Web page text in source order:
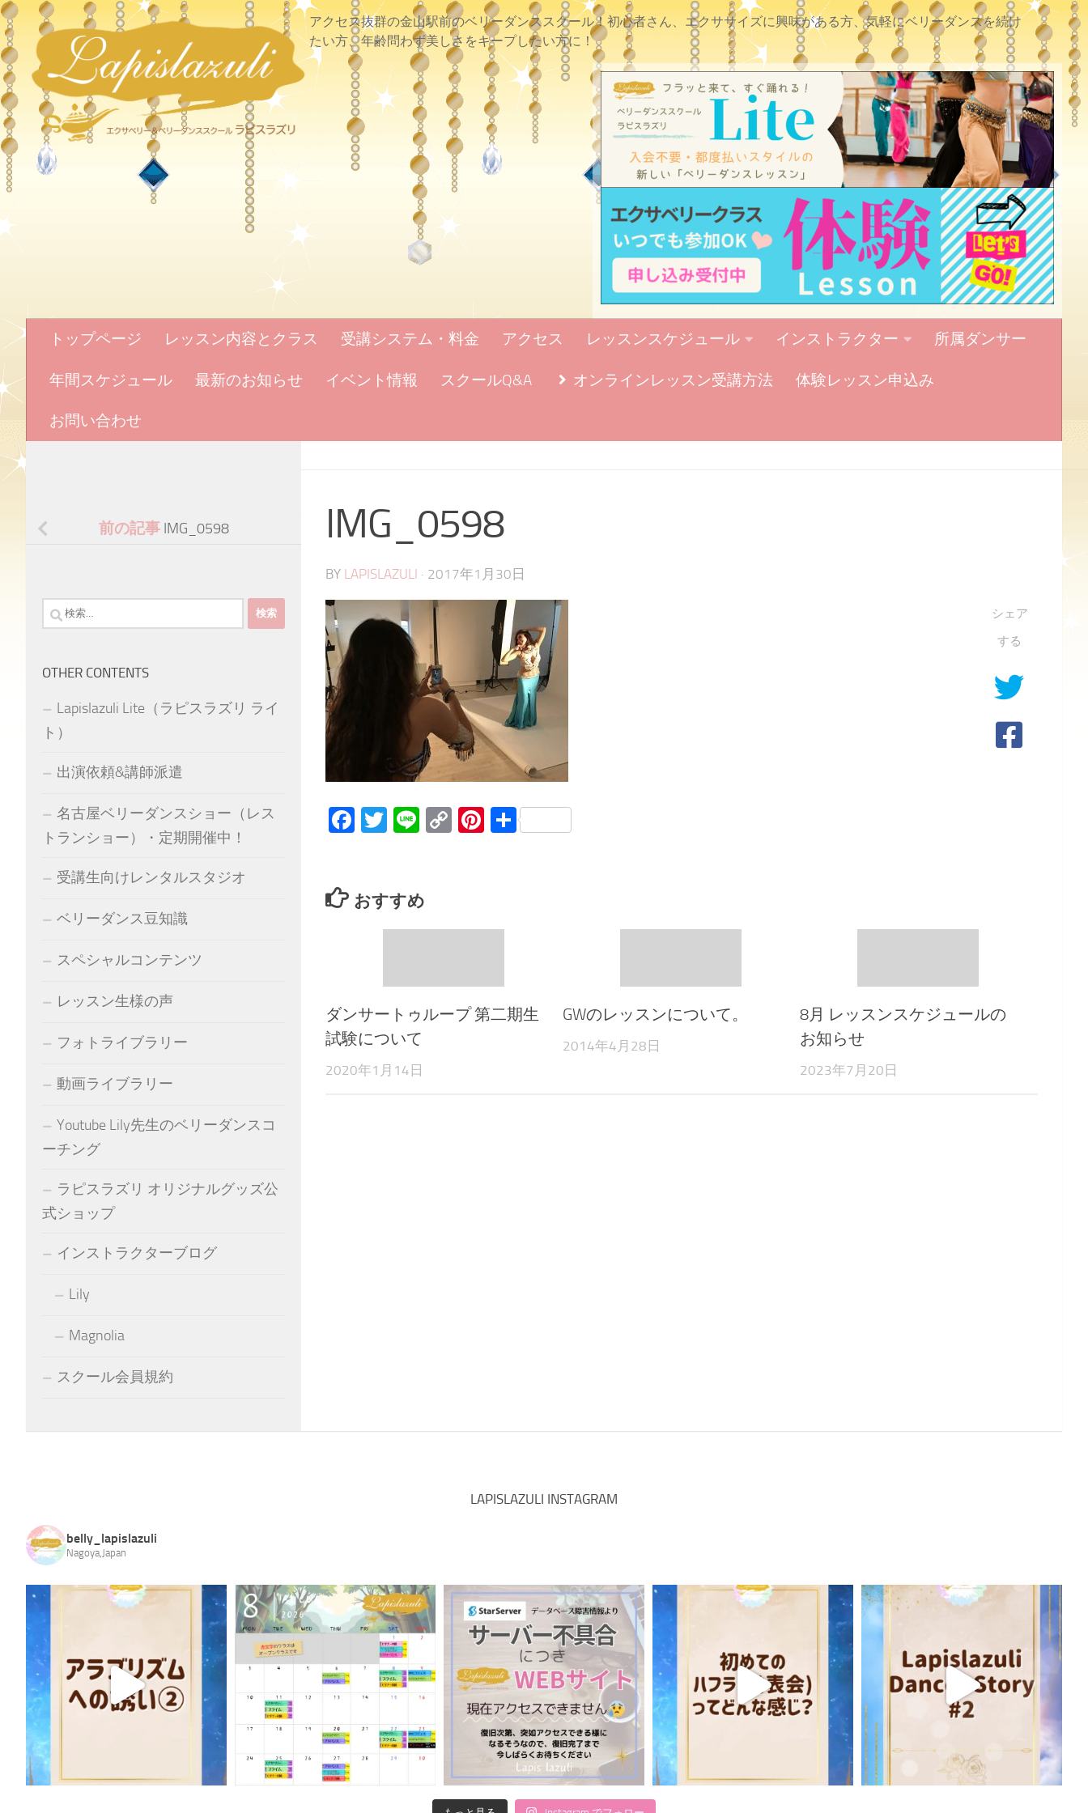
アクセス抜群の金山駅前のベリーダンススクール！初心者さん、エクササイズに興味がある方、気軽にベリーダンスを続け
たい方、年齢問わず美しさをキープしたい方に！
トップページ レッスン内容とクラス 受講システム・料金 アクセス レッスンスケジュール インストラクター 所属ダンサー
年間スケジュール 最新のお知らせ イベント情報 スクールQ&A オンラインレッスン受講方法 体験レッスン申込み
お問い合わせ
IMG_0598
BY LAPISLAZULI · 2017年1月30日
Facebook
Twitter
LineCopyPinterest
共
シェア
する
おすすめ
ダンサートゥループ 第二期生
試験について
2020年1月14日
GWのレッスンについて。
2014年4月28日
8月 レッスンスケジュールの
お知らせ
2023年7月20日
前の記事 IMG_0598
検
索:
OTHER CONTENTS
Lapislazuli Lite（ラピスラズリ ライ
ト）
出演依頼&講師派遣
名古屋ベリーダンスショー（レス
トランショー）・定期開催中！
受講生向けレンタルスタジオ
ベリーダンス豆知識
スペシャルコンテンツ
レッスン生様の声
フォトライブラリー
動画ライブラリー
Youtube Lily先生のベリーダンスコ
ーチング
ラピスラズリ オリジナルグッズ公
式ショップ
インストラクターブログ
Lily
Magnolia
スクール会員規約
LAPISLAZULI INSTAGRAM
belly_lapislazuli
Nagoya,Japan